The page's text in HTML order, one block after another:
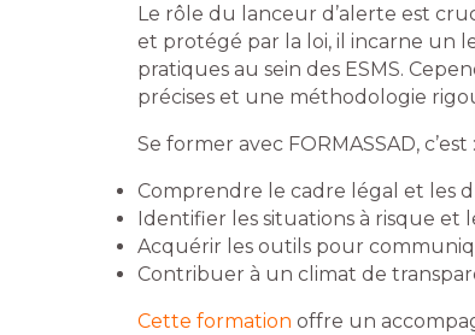
Le rôle du lanceur d’alerte est
et protégé par la loi, il incarne un
pratiques au sein des ESMS.
précises et une méthodologie
Se former avec FORMASSAD, c’est :
Comprendre le cadre légal et les
Identifier les situations à risque et
Acquérir les outils pour
Contribuer à un climat de
Cette formation offre un